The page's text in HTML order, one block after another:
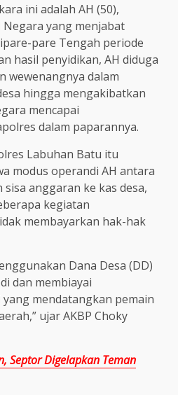
ini adalah AH (50),
yang menjabat
pare Tengah periode
hasil penyidikan, AH diduga
wewenangnya dalam
hingga mengakibatkan
mencapai
dalam paparannya.
Labuhan Batu itu
modus operandi AH antara
anggaran ke kas desa,
kegiatan
membayarkan hak-hak
Dana Desa (DD)
dan membiayai
mendatangkan pemain
ujar AKBP Choky
Septor Digelapkan Teman